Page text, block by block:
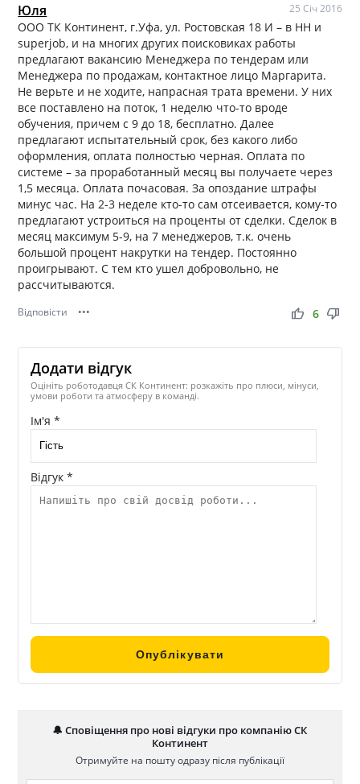
Юля 25 Січ 2016
ООО ТК Континент, г.Уфа, ул. Ростовская 18 И – в HH и
superjob, и на многих других поисковиках работы
предлагают вакансию Менеджера по тендерам или
Менеджера по продажам, контактное лицо Маргарита.
Не верьте и не ходите, напрасная трата времени. У них
все поставлено на поток, 1 неделю что-то вроде
обучения, причем с 9 до 18, бесплатно. Далее
предлагают испытательный срок, без какого либо
оформления, оплата полностью черная. Оплата по
системе – за проработанный месяц вы получаете через
1,5 месяца. Оплата почасовая. За опоздание штрафы
минус час. На 2-3 неделе кто-то сам отсеивается, кому-то
предлагают устроиться на проценты от сделки. Сделок в
месяц максимум 5-9, на 7 менеджеров, т.к. очень
большой процент накрутки на тендер. Постоянно
проигрывают. С тем кто ушел добровольно, не
рассчитываются.
Відповісти ••• thumb_up thumb_down
6
Додати відгук
Оцініть роботодавця СК Континент: розкажіть про плюси, мінуси,
умови роботи та атмосферу в команді.
Ім'я *
Відгук *
🔔 Сповіщення про нові відгуки про компанію СК
Континент
Отримуйте на пошту одразу після публікації